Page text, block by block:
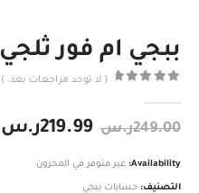
ببجي ام فور ثلجي 5
( لا توجد مراجعات بعد. )
249.00ر.س 219.99ر.س
Availability: غير متوفر في المخزون
التصنيف: حسابات ببجي